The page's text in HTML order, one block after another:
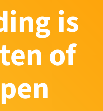
is
of